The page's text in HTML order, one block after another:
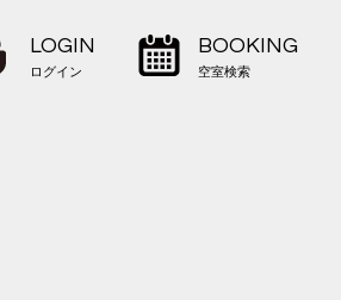
LOGIN
ログイン
BOOKING
空室検索